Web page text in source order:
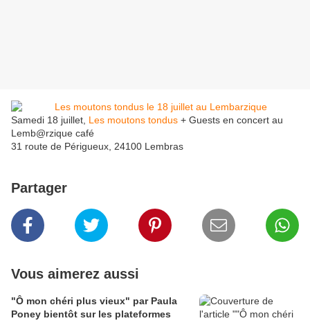
Samedi 18 juillet, Les moutons tondus + Guests en concert au
Lemb@rzique café
31 route de Périgueux, 24100 Lembras
Partager
Vous aimerez aussi
"Ô mon chéri plus vieux" par Paula
Poney bientôt sur les plateformes